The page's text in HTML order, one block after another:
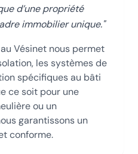
d’une propriété
immobilier unique."
au Vésinet nous permet
les systèmes de
spécifiques au bâti
ce soit pour une
ou un
garantissons un
conforme.